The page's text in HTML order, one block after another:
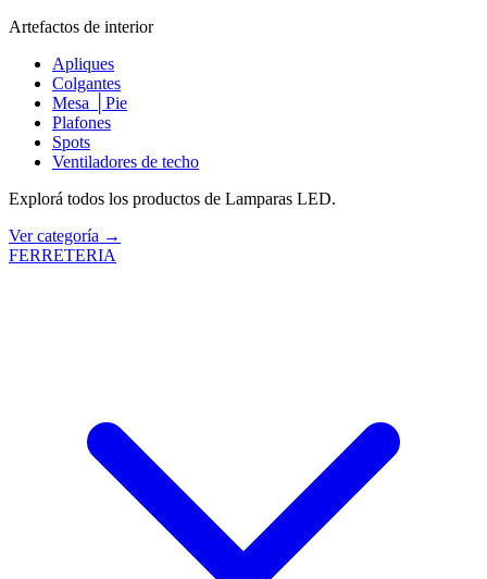
Artefactos de interior
Apliques
Colgantes
Mesa │Pie
Plafones
Spots
Ventiladores de techo
Explorá todos los productos de Lamparas LED.
Ver categoría →
FERRETERIA